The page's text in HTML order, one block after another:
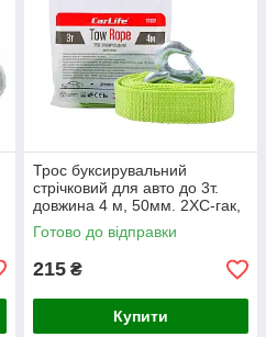
Трос буксирувальний
стрічковий для авто до 3т.
довжина 4 м, 50мм. 2ХС-гак,
зелений CarLife (TR708/P)
Готово до відправки
215 ₴
Купити